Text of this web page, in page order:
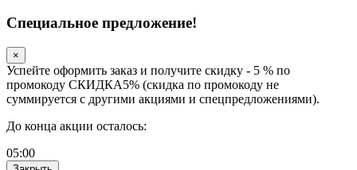
Специальное предложение!
×
Успейте оформить заказ и получите скидку - 5 % по
промокоду СКИДКА5% (скидка по промокоду не
суммируется с другими акциями и спецпредложениями).
До конца акции осталось:
05:00